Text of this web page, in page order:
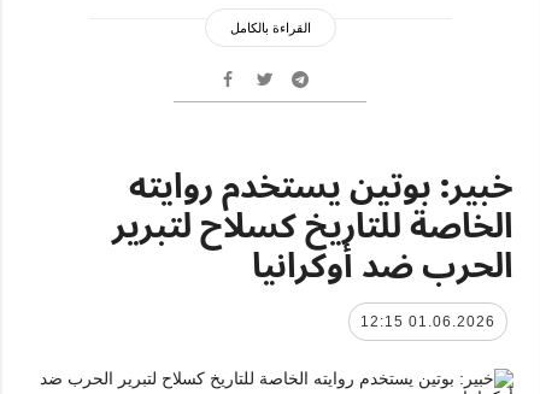
القراءة بالكامل
خبير: بوتين يستخدم روايته
الخاصة للتاريخ كسلاح لتبرير
الحرب ضد أوكرانيا
01.06.2026 12:15